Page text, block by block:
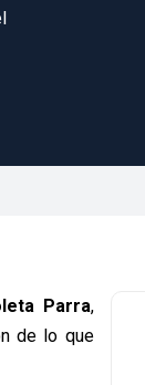
Parra,
de lo que